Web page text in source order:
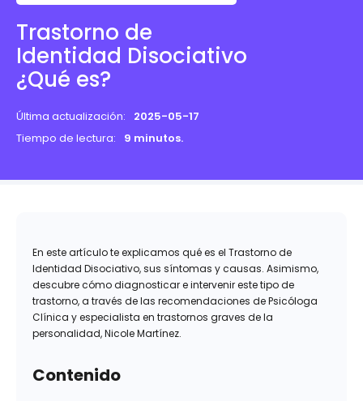
Trastorno de
Identidad Disociativo
¿Qué es?
Última actualización:
2025-05-17
Tiempo de lectura:
9 minutos.
En este artículo te explicamos qué es el Trastorno de
Identidad Disociativo, sus síntomas y causas. Asimismo,
descubre cómo diagnosticar e intervenir este tipo de
trastorno, a través de las recomendaciones de Psicóloga
Clínica y especialista en trastornos graves de la
personalidad, Nicole Martínez.
Contenido